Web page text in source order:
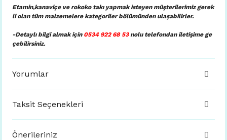
Etamin,kanaviçe ve rokoko takı yapmak isteyen müşterilerimiz gerek
li olan tüm malzemelere kategoriler bölümünden ulaşabilirler.
-Detaylı bilgi almak için 0534 922 68 53nolu telefondan iletişime ge
çebilirsiniz.
Yorumlar
Taksit Seçenekleri
Önerileriniz